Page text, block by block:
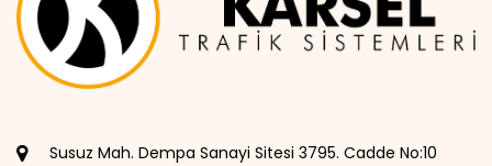
Susuz Mah. Dempa Sanayi Sitesi 3795. Cadde No:10